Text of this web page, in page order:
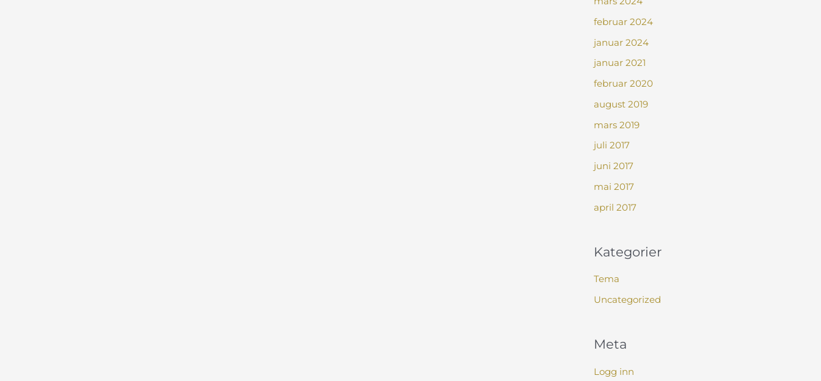
februar 2024
januar 2024
januar 2021
februar 2020
august 2019
mars 2019
juli 2017
juni 2017
mai 2017
april 2017
Kategorier
Tema
Uncategorized
Meta
Logg inn